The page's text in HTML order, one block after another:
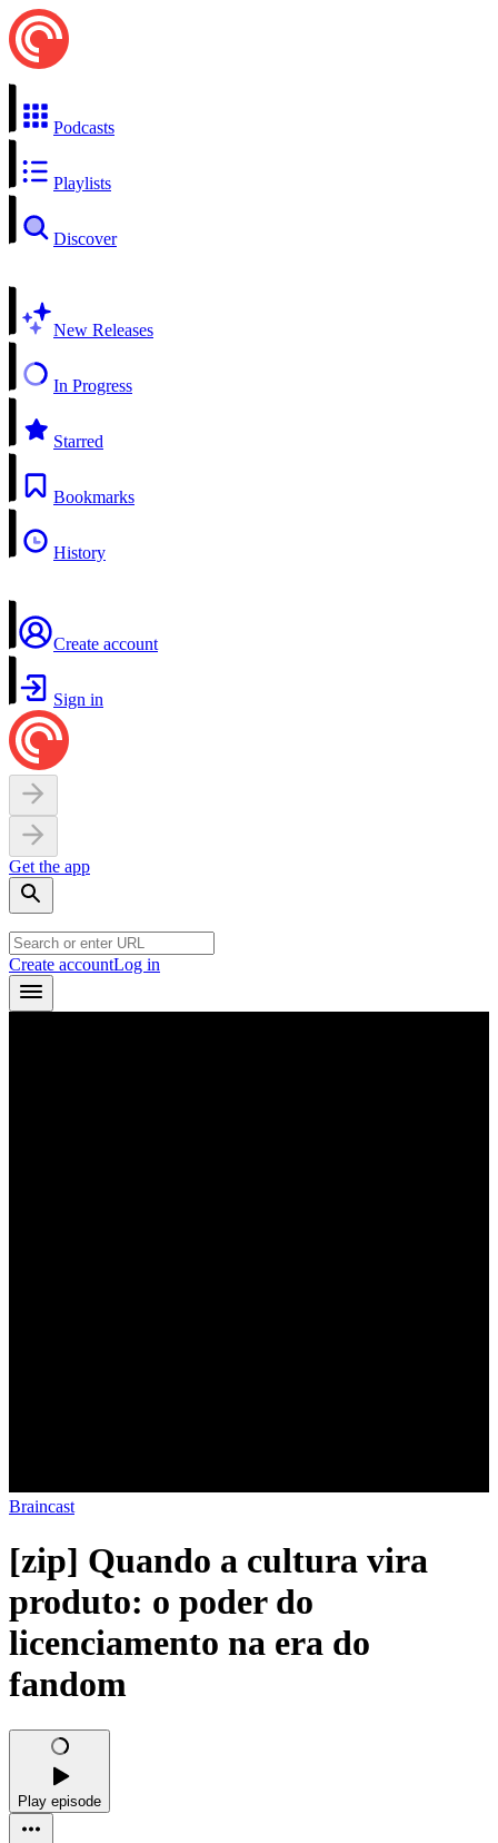
Podcasts
Playlists
Discover
New Releases
In Progress
Starred
Bookmarks
History
Create account
Sign in
Get the app
Create accountLog in
Braincast
[zip] Quando a cultura vira
produto: o poder do
licenciamento na era do
fandom
Play episode